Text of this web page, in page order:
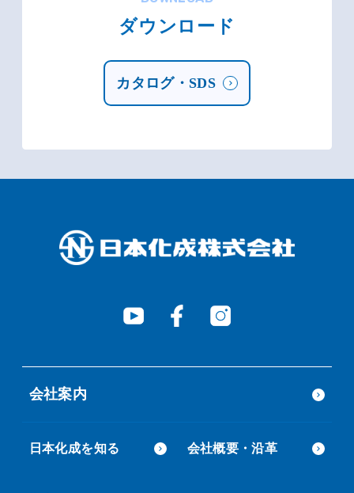
ダウンロード
カタログ・SDS
会社案内
日本化成を知る 会社概要・沿革